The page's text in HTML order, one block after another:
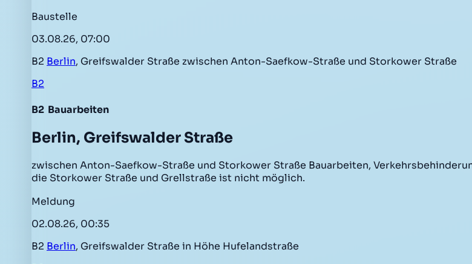
Baustelle
03.08.26, 07:00
B2 Berlin, Greifswalder Straße zwischen Anton-Saefkow-Straße und Storkower Straße
B2
B2 Bauarbeiten
Berlin, Greifswalder Straße
zwischen Anton-Saefkow-Straße und Storkower Straße Bauarbeiten,
die Storkower Straße und Grellstraße ist nicht möglich.
Meldung
02.08.26, 00:35
B2 Berlin, Greifswalder Straße in Höhe Hufelandstraße